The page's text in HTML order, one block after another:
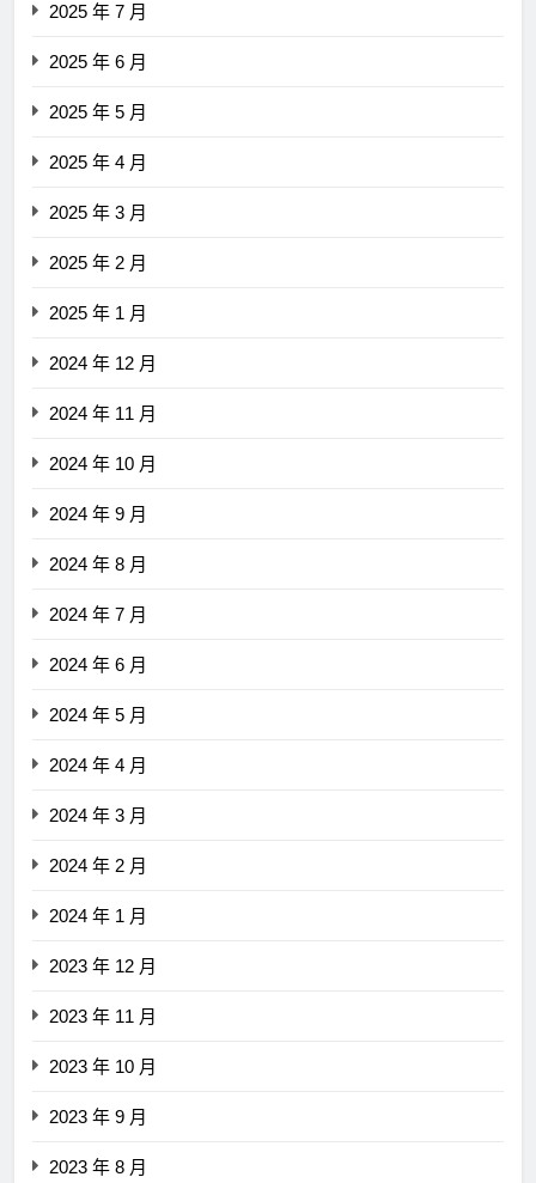
2025 年 7 月
2025 年 6 月
2025 年 5 月
2025 年 4 月
2025 年 3 月
2025 年 2 月
2025 年 1 月
2024 年 12 月
2024 年 11 月
2024 年 10 月
2024 年 9 月
2024 年 8 月
2024 年 7 月
2024 年 6 月
2024 年 5 月
2024 年 4 月
2024 年 3 月
2024 年 2 月
2024 年 1 月
2023 年 12 月
2023 年 11 月
2023 年 10 月
2023 年 9 月
2023 年 8 月